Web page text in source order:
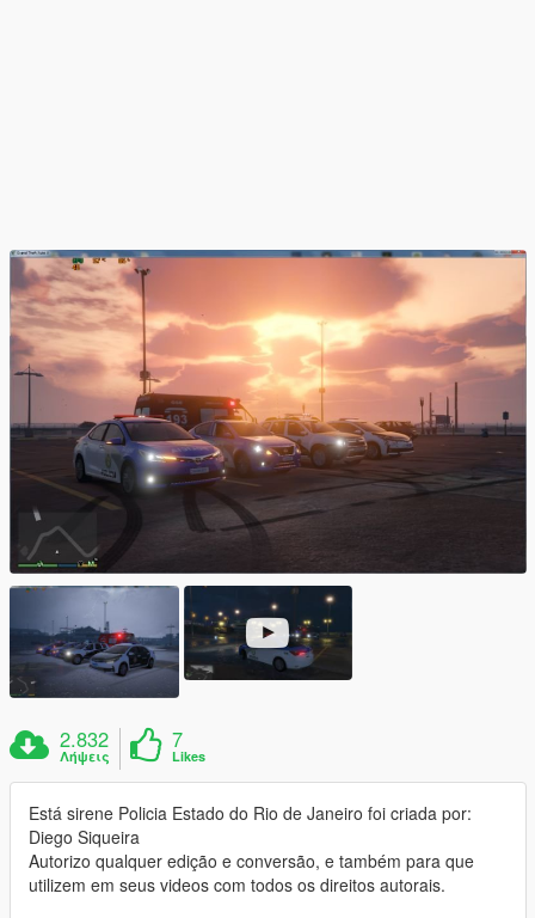
2.832
Λήψεις
7
Likes
Está sirene Policia Estado do Rio de Janeiro foi criada por:
Diego Siqueira
Autorizo qualquer edição e conversão, e também para que
utilizem em seus videos com todos os direitos autorais.